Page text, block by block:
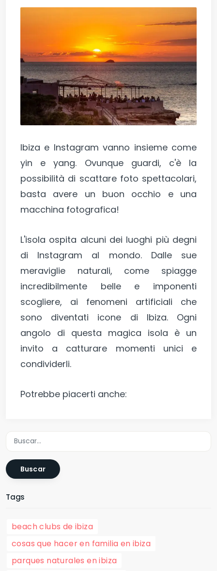
Ibiza e Instagram vanno insieme come
yin e yang. Ovunque guardi, c'è la
possibilità di scattare foto spettacolari,
basta avere un buon occhio e una
macchina fotografica!
L'isola ospita alcuni dei luoghi più degni
di Instagram al mondo. Dalle sue
meraviglie naturali, come spiagge
incredibilmente belle e imponenti
scogliere, ai fenomeni artificiali che
sono diventati icone di Ibiza. Ogni
angolo di questa magica isola è un
invito a catturare momenti unici e
condividerli.
Potrebbe piacerti anche:
Buscar
Tags
beach clubs de ibiza
cosas que hacer en familia en ibiza
parques naturales en ibiza